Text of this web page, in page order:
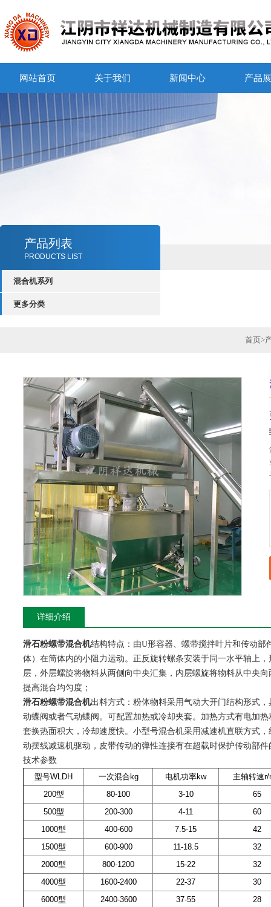
网站首页 关于我们 新闻中心 产品
产品列表
PRODUCTS LIST
混合机系列
更多分类
首页>
详细介绍
滑石粉螺带混合机结构特点：由U形容器、螺带搅拌叶片和传动
体）在筒体内的小阻力运动。正反旋转螺条安装于同一水平轴上
层，外层螺旋将物料从两侧向中央汇集，内层螺旋将物料从中央
提高混合均匀度；
滑石粉螺带混合机出料方式：粉体物料采用气动大开门结构形式
动蝶阀或者气动蝶阀。可配置加热或冷却夹套。加热方式有电加
套换热面积大，冷却速度快。小型号混合机采用减速机直联方式
动摆线减速机驱动，皮带传动的弹性连接有在超载时保护传动部件
技术参数
型号WLDH
一次混合kg 电机功率kw
主轴转速r/
200型
80-100 3-10
65
500型
200-300 4-11
60
1000型
400-600 7.5-15
42
1500型
600-900 11-18.5
32
2000型
800-1200 15-22
32
4000型
1600-2400 22-37
30
6000型
2400-3600 37-55
28